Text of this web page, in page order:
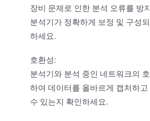
장비 문제로 인한 분석 오류를 방
분석기가 정확하게 보정 및 구성
하세요.
호환성:
분석기와 분석 중인 네트워크의
하여 데이터를 올바르게 캡처하
수 있는지 확인하세요.